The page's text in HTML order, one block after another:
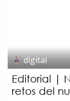
digital
Editorial |
retos del